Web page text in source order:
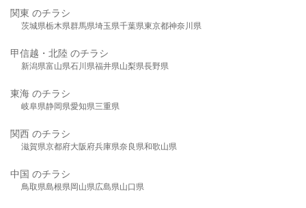
関東 のチラシ
茨城県栃木県群馬県埼玉県千葉県東京都神奈川県
甲信越・北陸 のチラシ
新潟県富山県石川県福井県山梨県長野県
東海 のチラシ
岐阜県静岡県愛知県三重県
関西 のチラシ
滋賀県京都府大阪府兵庫県奈良県和歌山県
中国 のチラシ
鳥取県島根県岡山県広島県山口県